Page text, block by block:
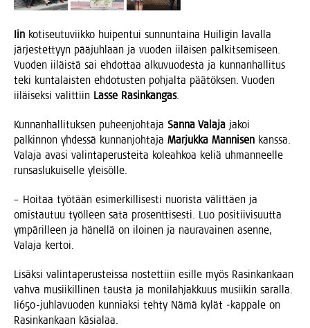
Iin koti­seu­tu­viik­ko hui­pen­tui sun­nun­tai­na Hui­li­gin laval­la
jär­jes­tet­tyyn pää­juh­laan ja vuo­den iiläi­sen pal­kit­se­mi­seen.
Vuo­den iiläis­tä sai ehdot­taa alku­vuo­des­ta ja kun­nan­hal­li­tus
teki kun­ta­lais­ten ehdo­tus­ten poh­jal­ta pää­tök­sen. Vuo­den
iiläi­sek­si valit­tiin Las­se Rasin­kan­gas.
Kun­nan­hal­li­tuk­sen puheen­joh­ta­ja San­na Vala­ja jakoi
pal­kin­non yhdes­sä kun­nan­joh­ta­ja Mar­juk­ka Man­ni­sen kans­sa.
Vala­ja ava­si valin­ta­pe­rus­tei­ta koleah­koa keliä uhman­neel­le
run­sas­lu­kui­sel­le yleisölle.
– Hoi­taa työ­tään esi­mer­kil­li­ses­ti nuo­ris­ta välit­täen ja
omis­tau­tuu työl­leen sata pro­sent­ti­ses­ti. Luo posi­tii­vi­suut­ta
ympä­ril­leen ja hänel­lä on iloi­nen ja nau­ra­vai­nen asen­ne,
Vala­ja kertoi.
Lisäk­si valin­ta­pe­rus­teis­sa nos­tet­tiin esil­le myös Rasin­kan­kaan
vah­va musii­kil­li­nen taus­ta ja moni­lah­jak­kuus musii­kin saral­la.
Ii650-juh­la­vuo­den kun­niak­si teh­ty Nämä kylät ‑kap­pa­le on
Rasin­kan­kaan käsialaa.